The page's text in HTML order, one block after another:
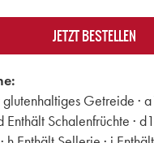
JETZT BESTELLEN
Getreide ·
Enthält Schalenfrüchte ·